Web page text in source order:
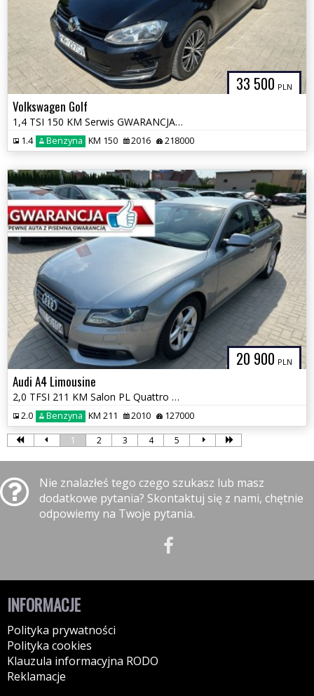
33 500 PLN
Volkswagen Golf
1,4 TSI 150 KM Serwis GWARANCJA Zamiana Zarejestrowany
1.4 Benzyna KM 150 2016 218000
20 900 PLN
Audi A4 Limousine
2,0 TFSI 211 KM Salon PL Quattro Automat GWARANCJA Zamiana
2.0 Benzyna KM 211 2010 127000
1 2 3 4 5
Nie znalazłeś tego czego szukasz lub masz
dodatkowe pytania? Skontaktuj się z nami, chętnie
odpowiemy na Twoje pytania.
INFORMACJE
Polityka prywatności
Polityka cookies
Klauzula informacyjna RODO
Reklamacje